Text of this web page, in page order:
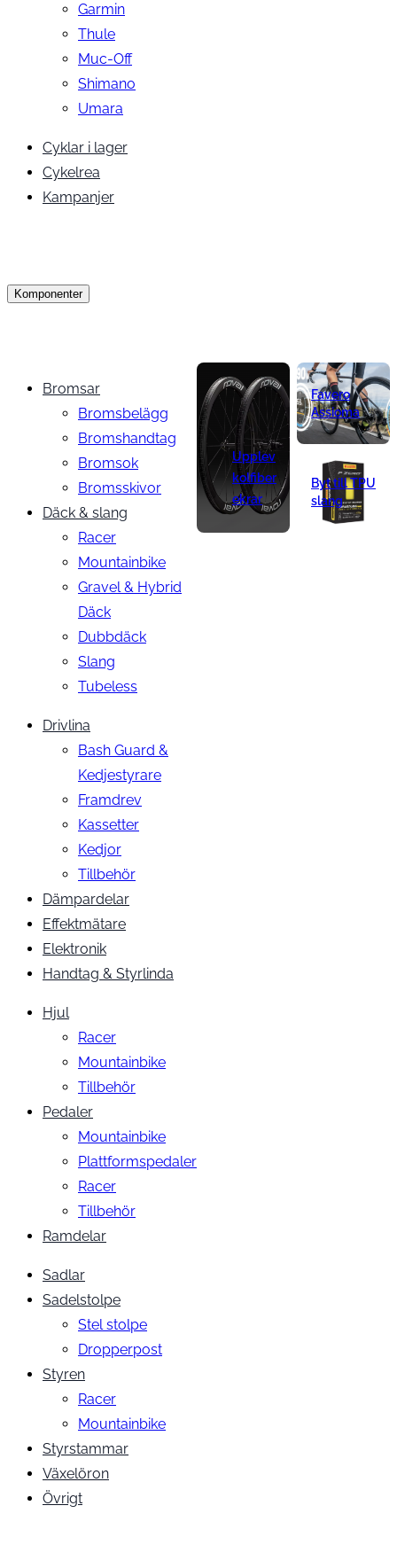
Garmin
Thule
Muc-Off
Shimano
Umara
Cyklar i lager
Cykelrea
Kampanjer
Komponenter
Bromsar
Bromsbelägg
Bromshandtag
Bromsok
Bromsskivor
Däck & slang
Racer
Mountainbike
Gravel & Hybrid
Däck
Dubbdäck
Slang
Tubeless
Drivlina
Bash Guard &
Kedjestyrare
Framdrev
Kassetter
Kedjor
Tillbehör
Dämpardelar
Effektmätare
Elektronik
Handtag & Styrlinda
Hjul
Racer
Mountainbike
Tillbehör
Pedaler
Mountainbike
Plattformspedaler
Racer
Tillbehör
Ramdelar
Sadlar
Sadelstolpe
Stel stolpe
Dropperpost
Styren
Racer
Mountainbike
Styrstammar
Växelöron
Övrigt
Upplev
kolfiber
ekrar
Favero
Assioma
Byt till TPU
slang